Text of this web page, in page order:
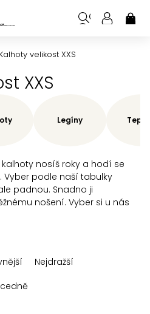
Kalhoty velikost XXS
XXS
nosíš roky a hodí se
Vyber podle naší tabulky
padnou. Snadno ji
nošení. Vyber si u nás
Legíny
Nejdražší